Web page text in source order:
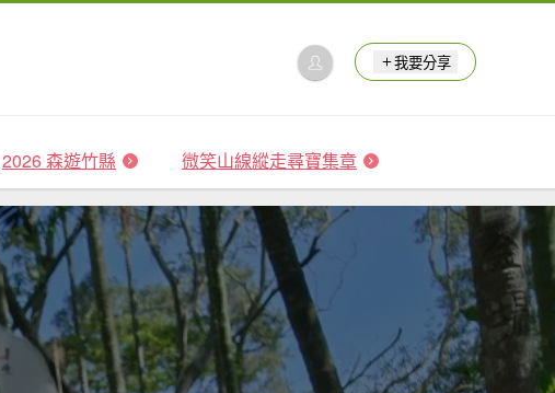
我要分享
2026 森遊竹縣 微笑山線縱走尋寶集章